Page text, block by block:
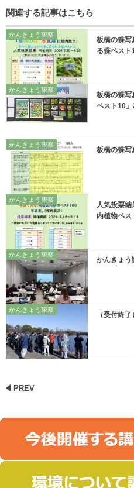
関連する記事はこちら
かんきょう観察
板橋の蝶写
る蝶ベス
かんきょう観察
板橋の蝶写
ベスト10
かんきょう観察
板橋の蝶
かんきょう観察
人気投票
内植物ベ
かんきょう観察
かんきょう
かんきょう観察
（受付終
PREV